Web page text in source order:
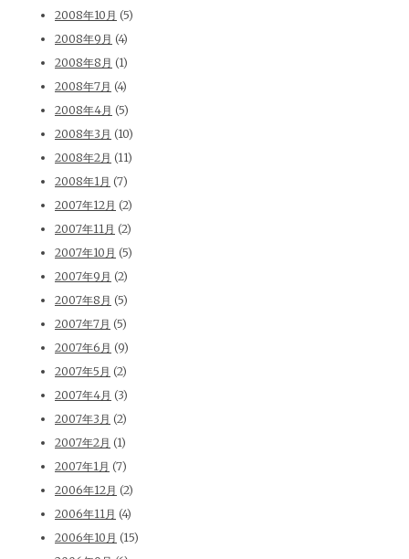
2008年10月 (5)
2008年9月 (4)
2008年8月 (1)
2008年7月 (4)
2008年4月 (5)
2008年3月 (10)
2008年2月 (11)
2008年1月 (7)
2007年12月 (2)
2007年11月 (2)
2007年10月 (5)
2007年9月 (2)
2007年8月 (5)
2007年7月 (5)
2007年6月 (9)
2007年5月 (2)
2007年4月 (3)
2007年3月 (2)
2007年2月 (1)
2007年1月 (7)
2006年12月 (2)
2006年11月 (4)
2006年10月 (15)